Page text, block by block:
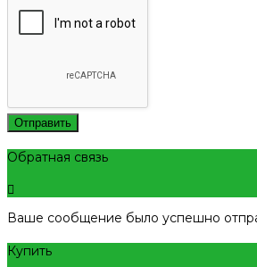
Отправить
Обратная связь
Ваше сообщение было успешно
Купить